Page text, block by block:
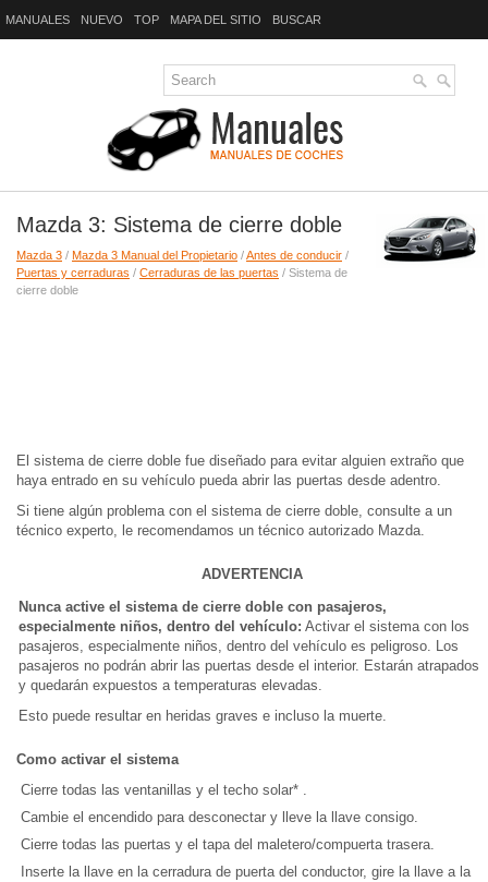
MANUALES NUEVO TOP MAPA DEL SITIO BUSCAR
Mazda 3: Sistema de cierre doble
Mazda 3 / Mazda 3 Manual del Propietario /Antes de conducir /
Puertas y cerraduras / Cerraduras de las puertas / Sistema de
cierre doble
El sistema de cierre doble fue diseñado para evitar alguien extraño que
haya entrado en su vehículo pueda abrir las puertas desde adentro.
Si tiene algún problema con el sistema de cierre doble, consulte a un
técnico experto, le recomendamos un técnico autorizado Mazda.
ADVERTENCIA
Nunca active el sistema de cierre doble con pasajeros,
especialmente niños, dentro del vehículo: Activar el sistema con los
pasajeros, especialmente niños, dentro del vehículo es peligroso. Los
pasajeros no podrán abrir las puertas desde el interior. Estarán atrapados
y quedarán expuestos a temperaturas elevadas.
Esto puede resultar en heridas graves e incluso la muerte.
Como activar el sistema
Cierre todas las ventanillas y el techo solar* .
Cambie el encendido para desconectar y lleve la llave consigo.
Cierre todas las puertas y el tapa del maletero/compuerta trasera.
Inserte la llave en la cerradura de puerta del conductor, gire la llave a la